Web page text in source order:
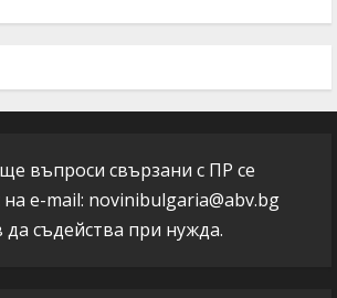
въпроси свързани с ПР се
e-mail: novinibulgaria@abv.bg
да съдейства при нужда.